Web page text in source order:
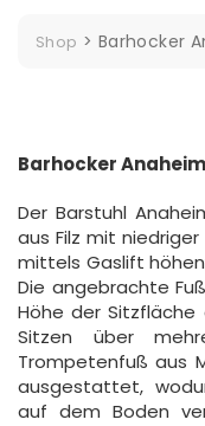
Shop > Barhocker
Barhocker
Der Barstuhl
aus Filz mit
mittels Gaslift
Die angebrachte
Höhe der Sitzfläche
Sitzen über
Trompetenfuß aus
ausgestattet,
auf dem Boden